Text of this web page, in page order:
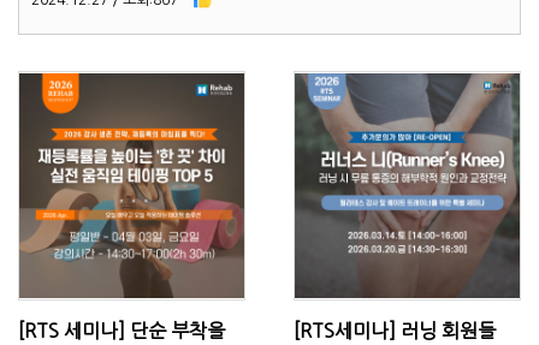
[RTS 세미나] 단순 부착을
[RTS세미나] 러닝 회원들